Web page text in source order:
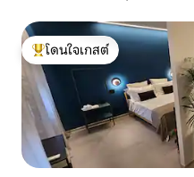
โดนใจเกสต์ที่สุด
โดนใจเกสต์